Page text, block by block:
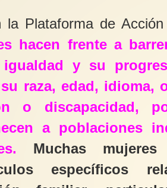
la Plataforma de
hacen frente a
igualdad y su
raza, edad, idioma,
o discapacidad,
a poblaciones
Muchas
específicos